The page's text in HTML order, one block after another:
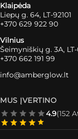
Klaipėda
Liepų g. 64, LT-92101
+370 629 922 90
Vilnius
Šeimyniškių g. 3A, LT-
+370 662 191 99
info@amberglow.lt
MUS ĮVERTINO
4.9(152